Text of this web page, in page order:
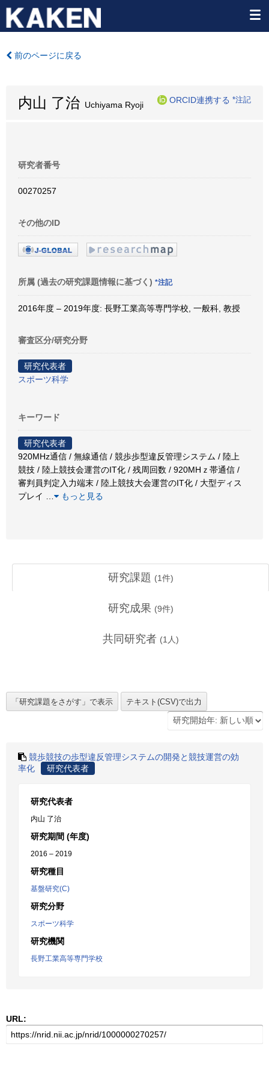
前のページに戻る
内山 了治 Uchiyama Ryoji
ORCID連携する *注記
研究者番号
00270257
その他のID
所属 (過去の研究課題情報に基づく) *注記
2016年度 – 2019年度: 長野工業高等専門学校, 一般科, 教授
審査区分/研究分野
研究代表者
スポーツ科学
キーワード
研究代表者
920MHz通信 / 無線通信 / 競歩歩型違反管理システム / 陸上
競技 / 陸上競技会運営のIT化 / 残周回数 / 920MHｚ帯通信 /
審判員判定入力端末 / 陸上競技大会運営のIT化 / 大型ディス
プレイ
もっと見る
研究課題 (1件)
研究成果 (9件)
共同研究者 (1 人)
競歩競技の歩型違反管理システムの開発と競技運営の効
率化
研究代表者
研究代表者
内山 了治
研究期間 (年度)
2016 – 2019
研究種目
基盤研究(C)
研究分野
スポーツ科学
研究機関
長野工業高等専門学校
URL: